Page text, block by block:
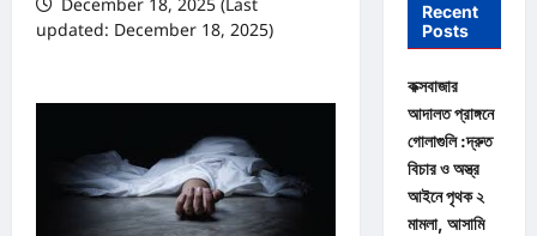
updated: December 18, 2025)
Recent
Posts
কক্সবাজার
আদালত প্রাঙ্গনে
গোলাগুলি :দ্রুত
বিচার ও অস্ত্র
আইনে পৃথক ২
মামলা, আসামি